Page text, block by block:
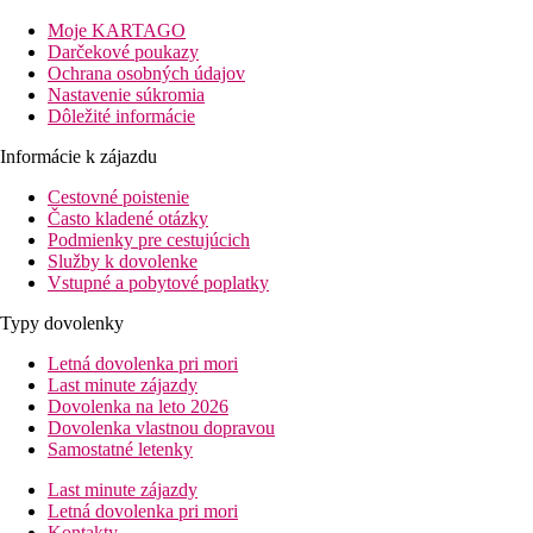
mora, ktorá je ocenená aj modrou vlajkou. Hotel odporúčame
hlavne rodinám s deťmi, ktoré využijú voľný vstup do
aquaparku Aqua Mania.
Vzdialenosť
letisko: 40 km Varna
nákupných možností: 500 m
Popis izby
Eco dvojlôžková izba
klimatizácia
telefón
trezor (za poplatok na recepcii)
kúpeľňa/WC (sušič vlasov)
balkón alebo terasa
vo vedľajšej budove
Ostatné typy izieb(pokiaľ nie je uvedené inak, majú izby
vyššie uvedené vybavenie)
Moje KARTAGO
Darčekové poukazy
Ochrana osobných údajov
Nastavenie súkromia
Dôležité informácie
Informácie k zájazdu
Cestovné poistenie
Často kladené otázky
Podmienky pre cestujúcich
Služby k dovolenke
Vstupné a pobytové poplatky
Typy dovolenky
Letná dovolenka pri mori
Last minute zájazdy
Dovolenka na leto 2026
Dovolenka vlastnou dopravou
Samostatné letenky
Last minute zájazdy
Letná dovolenka pri mori